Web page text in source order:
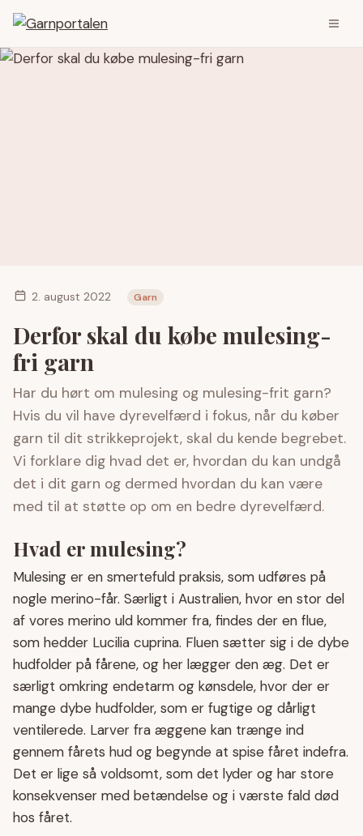
2. august 2022 Garn
Derfor skal du købe mulesing-
fri garn
Har du hørt om mulesing og mulesing-frit garn?
Hvis du vil have dyrevelfærd i fokus, når du køber
garn til dit strikkeprojekt, skal du kende begrebet.
Vi forklare dig hvad det er, hvordan du kan undgå
det i dit garn og dermed hvordan du kan være
med til at støtte op om en bedre dyrevelfærd.
Hvad er mulesing?
Mulesing er en smertefuld praksis, som udføres på
nogle merino-får. Særligt i Australien, hvor en stor del
af vores merino uld kommer fra, findes der en flue,
som hedder Lucilia cuprina. Fluen sætter sig i de dybe
hudfolder på fårene, og her lægger den æg. Det er
særligt omkring endetarm og kønsdele, hvor der er
mange dybe hudfolder, som er fugtige og dårligt
ventilerede. Larver fra æggene kan trænge ind
gennem fårets hud og begynde at spise fåret indefra.
Det er lige så voldsomt, som det lyder og har store
konsekvenser med betændelse og i værste fald død
hos fåret.